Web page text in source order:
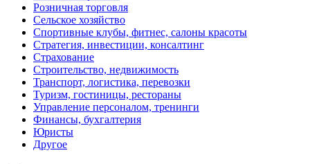
Розничная торговля
Сельское хозяйство
Спортивные клубы, фитнес, салоны красоты
Стратегия, инвестиции, консалтинг
Страхование
Строительство, недвижимость
Транспорт, логистика, перевозки
Туризм, гостиницы, рестораны
Управление персоналом, тренинги
Финансы, бухгалтерия
Юристы
Другое